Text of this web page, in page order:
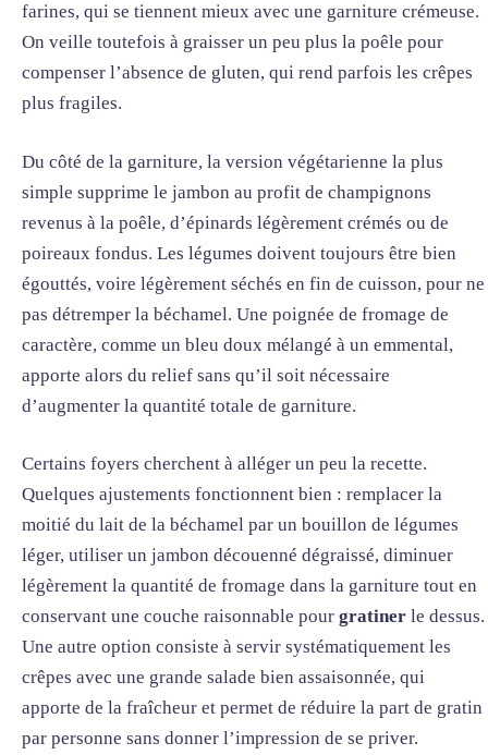
farines, qui se tiennent mieux avec une garniture crémeuse.
On veille toutefois à graisser un peu plus la poêle pour
compenser l’absence de gluten, qui rend parfois les crêpes
plus fragiles.
Du côté de la garniture, la version végétarienne la plus
simple supprime le jambon au profit de champignons
revenus à la poêle, d’épinards légèrement crémés ou de
poireaux fondus. Les légumes doivent toujours être bien
égouttés, voire légèrement séchés en fin de cuisson, pour ne
pas détremper la béchamel. Une poignée de fromage de
caractère, comme un bleu doux mélangé à un emmental,
apporte alors du relief sans qu’il soit nécessaire
d’augmenter la quantité totale de garniture.
Certains foyers cherchent à alléger un peu la recette.
Quelques ajustements fonctionnent bien : remplacer la
moitié du lait de la béchamel par un bouillon de légumes
léger, utiliser un jambon découenné dégraissé, diminuer
légèrement la quantité de fromage dans la garniture tout en
conservant une couche raisonnable pour gratiner le dessus.
Une autre option consiste à servir systématiquement les
crêpes avec une grande salade bien assaisonnée, qui
apporte de la fraîcheur et permet de réduire la part de gratin
par personne sans donner l’impression de se priver.